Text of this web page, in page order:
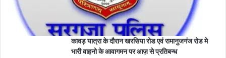
कावड़ यात्रा के दौरान खरसिया रोड एवं रामानुजगंज रोड मे
भारी वाहनो के आवागमन पर आज़ से प्रतिबन्ध